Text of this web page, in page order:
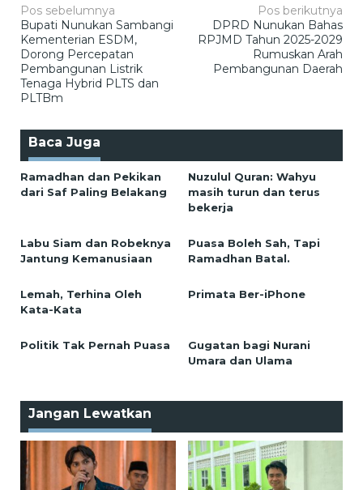
Navigasi
pos
Pos sebelumnya
Bupati Nunukan Sambangi
Kementerian ESDM,
Dorong Percepatan
Pembangunan Listrik
Tenaga Hybrid PLTS dan
PLTBm
Pos berikutnya
DPRD Nunukan Bahas
RPJMD Tahun 2025-2029
Rumuskan Arah
Pembangunan Daerah
Baca Juga
Ramadhan dan Pekikan
dari Saf Paling Belakang
Nuzulul Quran: Wahyu
masih turun dan terus
bekerja
Labu Siam dan Robeknya
Jantung Kemanusiaan
Puasa Boleh Sah, Tapi
Ramadhan Batal.
Lemah, Terhina Oleh
Kata-Kata
Primata Ber-iPhone
Politik Tak Pernah Puasa
Gugatan bagi Nurani
Umara dan Ulama
Jangan Lewatkan